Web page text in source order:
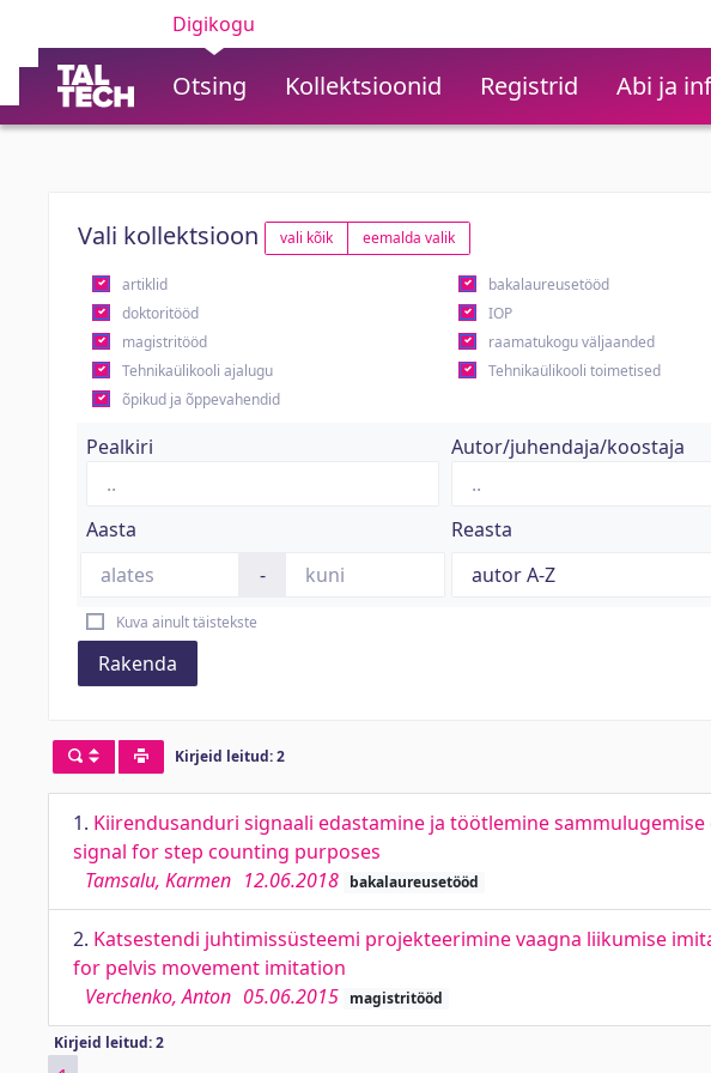
Digikogu
Otsing Kollektsioonid Registrid Abi ja
Vali kollektsioon vali kõik eemalda valik
artiklid bakalaureusetööd
doktoritööd
IOP
magistritööd
raamatukogu väljaanded
Tehnikaülikooli ajalugu
Tehnikaülikooli toimetised
õpikud ja õppevahendid
Pealkiri Autor/juhendaja/koostaja
Aasta
-
Reasta
Kuva ainult täistekste
Rakenda
Kirjeid leitud: 2
1. Kiirendusanduri signaali edastamine ja töötlemine
signal for step counting purposes
Tamsalu, Karmen 12.06.2018 bakalaureusetööd
2. Katsestendi juhtimissüsteemi projekteerimine vaagna liikumise
for pelvis movement imitation
Verchenko, Anton 05.06.2015 magistritööd
Kirjeid leitud: 2